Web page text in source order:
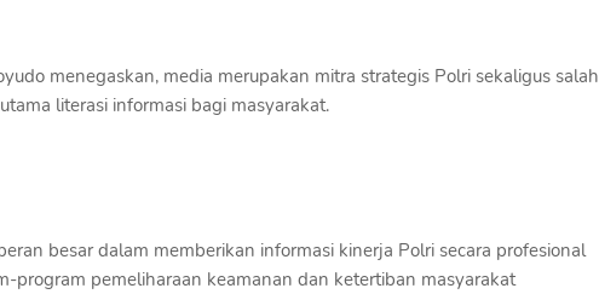
menegaskan, media merupakan mitra strategis Polri sekaligus salah
literasi informasi bagi masyarakat.
besar dalam memberikan informasi kinerja Polri secara profesional
program pemeliharaan keamanan dan ketertiban masyarakat